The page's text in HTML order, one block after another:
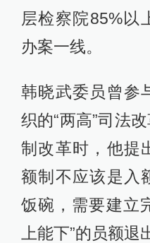
层检察院85%以
办案一线。
韩晓武委员曾参
织的“两高”司法
制改革时，他提
额制不应该是入
饭碗，需要建立
上能下”的员额退